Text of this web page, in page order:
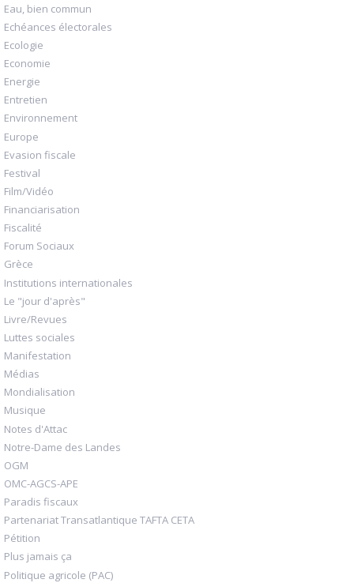
Eau, bien commun
Echéances électorales
Ecologie
Economie
Energie
Entretien
Environnement
Europe
Evasion fiscale
Festival
Film/Vidéo
Financiarisation
Fiscalité
Forum Sociaux
Grèce
Institutions internationales
Le "jour d'après"
Livre/Revues
Luttes sociales
Manifestation
Médias
Mondialisation
Musique
Notes d'Attac
Notre-Dame des Landes
OGM
OMC-AGCS-APE
Paradis fiscaux
Partenariat Transatlantique TAFTA CETA
Pétition
Plus jamais ça
Politique agricole (PAC)